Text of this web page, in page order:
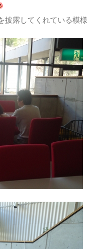
披露してくれている模様